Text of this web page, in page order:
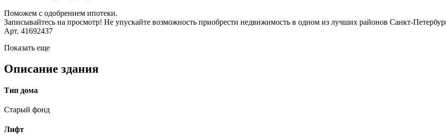
Поможем с одобрением ипотеки.
Записывайтесь на просмотр! Не упускайте возможность приобрести недвижимость в одном из лучших районов Санкт-
Арт. 41692437
Показать еще
Описание здания
Тип дома
Старый фонд
Лифт